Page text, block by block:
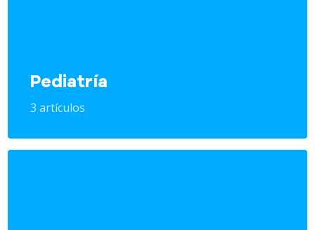
Pediatría
3 artículos